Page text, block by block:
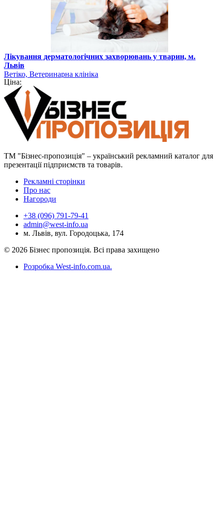
Лікування дерматологічних захворювань у тварин, м.
Львів
Ветіко, Ветеринарна клініка
Ціна:
ТМ "Бізнес-пропозиція" – український рекламний каталог для
презентації підприємств та товарів.
Рекламні сторінки
Про нас
Нагороди
+38 (096) 791-79-41
admin@west-info.ua
м. Львів, вул. Городоцька, 174
© 2026 Бізнес пропозиція. Всі права захищено
Розробка West-info.com.ua.